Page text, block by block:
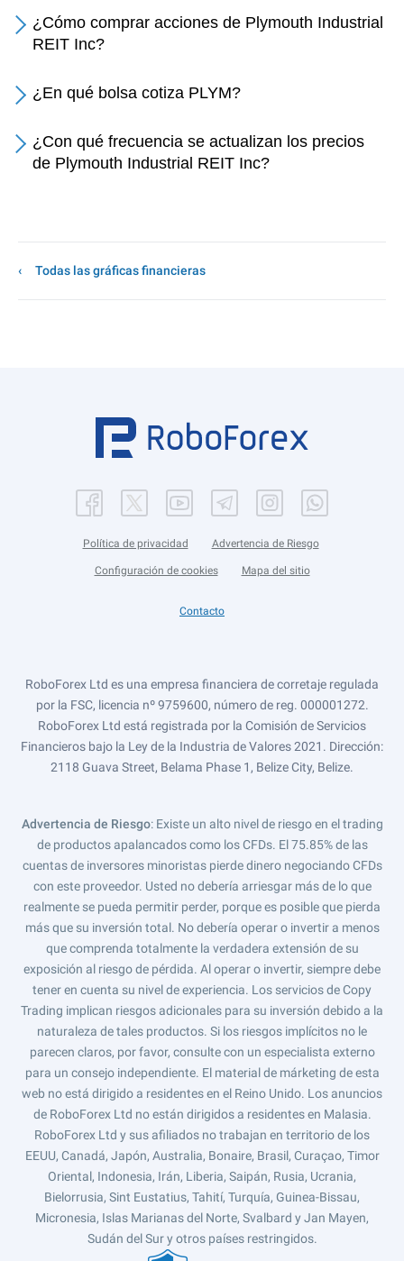
¿Cómo comprar acciones de Plymouth Industrial
REIT Inc?
¿En qué bolsa cotiza PLYM?
¿Con qué frecuencia se actualizan los precios
de Plymouth Industrial REIT Inc?
Todas las gráficas financieras
Política de privacidad Advertencia de Riesgo
Configuración de cookies Mapa del sitio
Contacto
RoboForex Ltd es una empresa financiera de corretaje regulada
por la FSC, licencia nº 9759600, número de reg. 000001272.
RoboForex Ltd está registrada por la Comisión de Servicios
Financieros bajo la Ley de la Industria de Valores 2021. Dirección:
2118 Guava Street, Belama Phase 1, Belize City, Belize.
Advertencia de Riesgo: Existe un alto nivel de riesgo en el trading
de productos apalancados como los CFDs. El 75.85% de las
cuentas de inversores minoristas pierde dinero negociando CFDs
con este proveedor. Usted no debería arriesgar más de lo que
realmente se pueda permitir perder, porque es posible que pierda
más que su inversión total. No debería operar o invertir a menos
que comprenda totalmente la verdadera extensión de su
exposición al riesgo de pérdida. Al operar o invertir, siempre debe
tener en cuenta su nivel de experiencia. Los servicios de Copy
Trading implican riesgos adicionales para su inversión debido a la
naturaleza de tales productos. Si los riesgos implícitos no le
parecen claros, por favor, consulte con un especialista externo
para un consejo independiente. El material de márketing de esta
web no está dirigido a residentes en el Reino Unido. Los anuncios
de RoboForex Ltd no están dirigidos a residentes en Malasia.
RoboForex Ltd y sus afiliados no trabajan en territorio de los
EEUU, Canadá, Japón, Australia, Bonaire, Brasil, Curaçao, Timor
Oriental, Indonesia, Irán, Liberia, Saipán, Rusia, Ucrania,
Bielorrusia, Sint Eustatius, Tahití, Turquía, Guinea-Bissau,
Micronesia, Islas Marianas del Norte, Svalbard y Jan Mayen,
Sudán del Sur y otros países restringidos.